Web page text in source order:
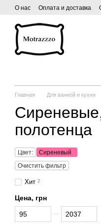
Перейти к основному
О нас Оплата и доставка
Главная Для ванной и кухни
полотенца
Цвет:
Сиреневый
Очистить фильтр
Хит 2
Цена, грн
От Цена, грн
До Цена, грн